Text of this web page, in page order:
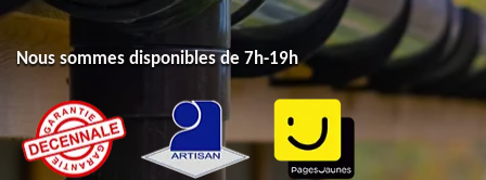
Nous sommes disponibles de 7h-19h